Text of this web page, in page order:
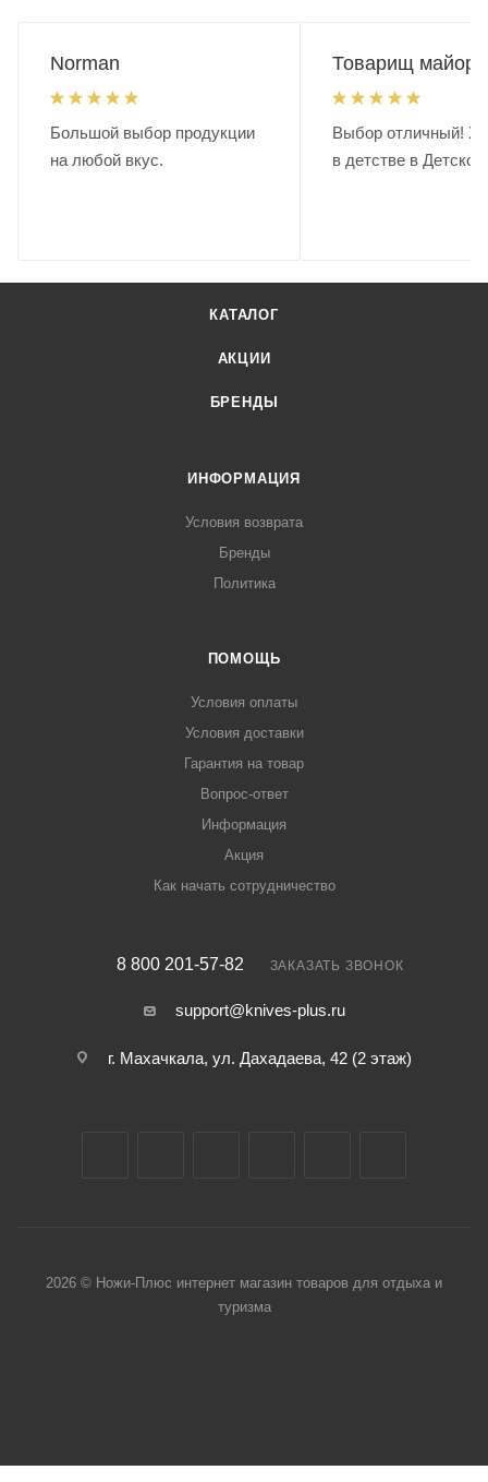
Norman
Большой выбор продукции
на любой вкус.
Товарищ майор.
Выбор отличный!
в детстве в
КАТАЛОГ
АКЦИИ
БРЕНДЫ
ИНФОРМАЦИЯ
Условия возврата
Бренды
Политика
ПОМОЩЬ
Условия оплаты
Условия доставки
Гарантия на товар
Вопрос-ответ
Информация
Акция
Как начать сотрудничество
8 800 201-57-82 ЗАКАЗАТЬ ЗВОНОК
support@knives-plus.ru
г. Махачкала, ул. Дахадаева, 42 (2 этаж)
2026 © Ножи-Плюс интернет магазин товаров для отдыха и
туризма